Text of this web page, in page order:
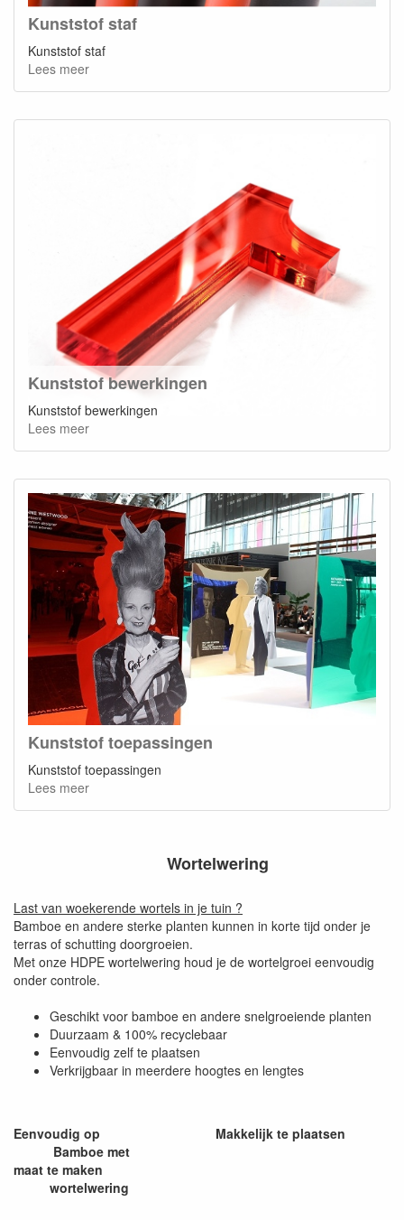
Kunststof staf
Kunststof staf
Lees meer
Kunststof bewerkingen
Kunststof bewerkingen
Lees meer
Kunststof toepassingen
Kunststof toepassingen
Lees meer
Wortelwering
Last van woekerende wortels in je tuin ?
Bamboe en andere sterke planten kunnen in korte tijd onder je
terras of schutting doorgroeien.
Met onze HDPE wortelwering houd je de wortelgroei eenvoudig
onder controle.
Geschikt voor bamboe en andere snelgroeiende planten
Duurzaam & 100% recyclebaar
Eenvoudig zelf te plaatsen
Verkrijgbaar in meerdere hoogtes en lengtes
Eenvoudig op
Makkelijk te plaatsen
Bamboe met
maat te maken
wortelwering